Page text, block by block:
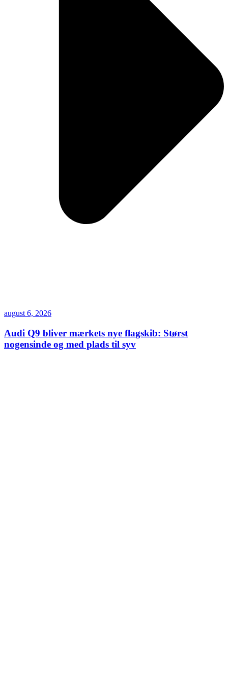
august 6, 2026
Audi Q9 bliver mærkets nye flagskib: Størst
nogensinde og med plads til syv